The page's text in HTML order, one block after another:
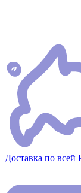
Доставка по